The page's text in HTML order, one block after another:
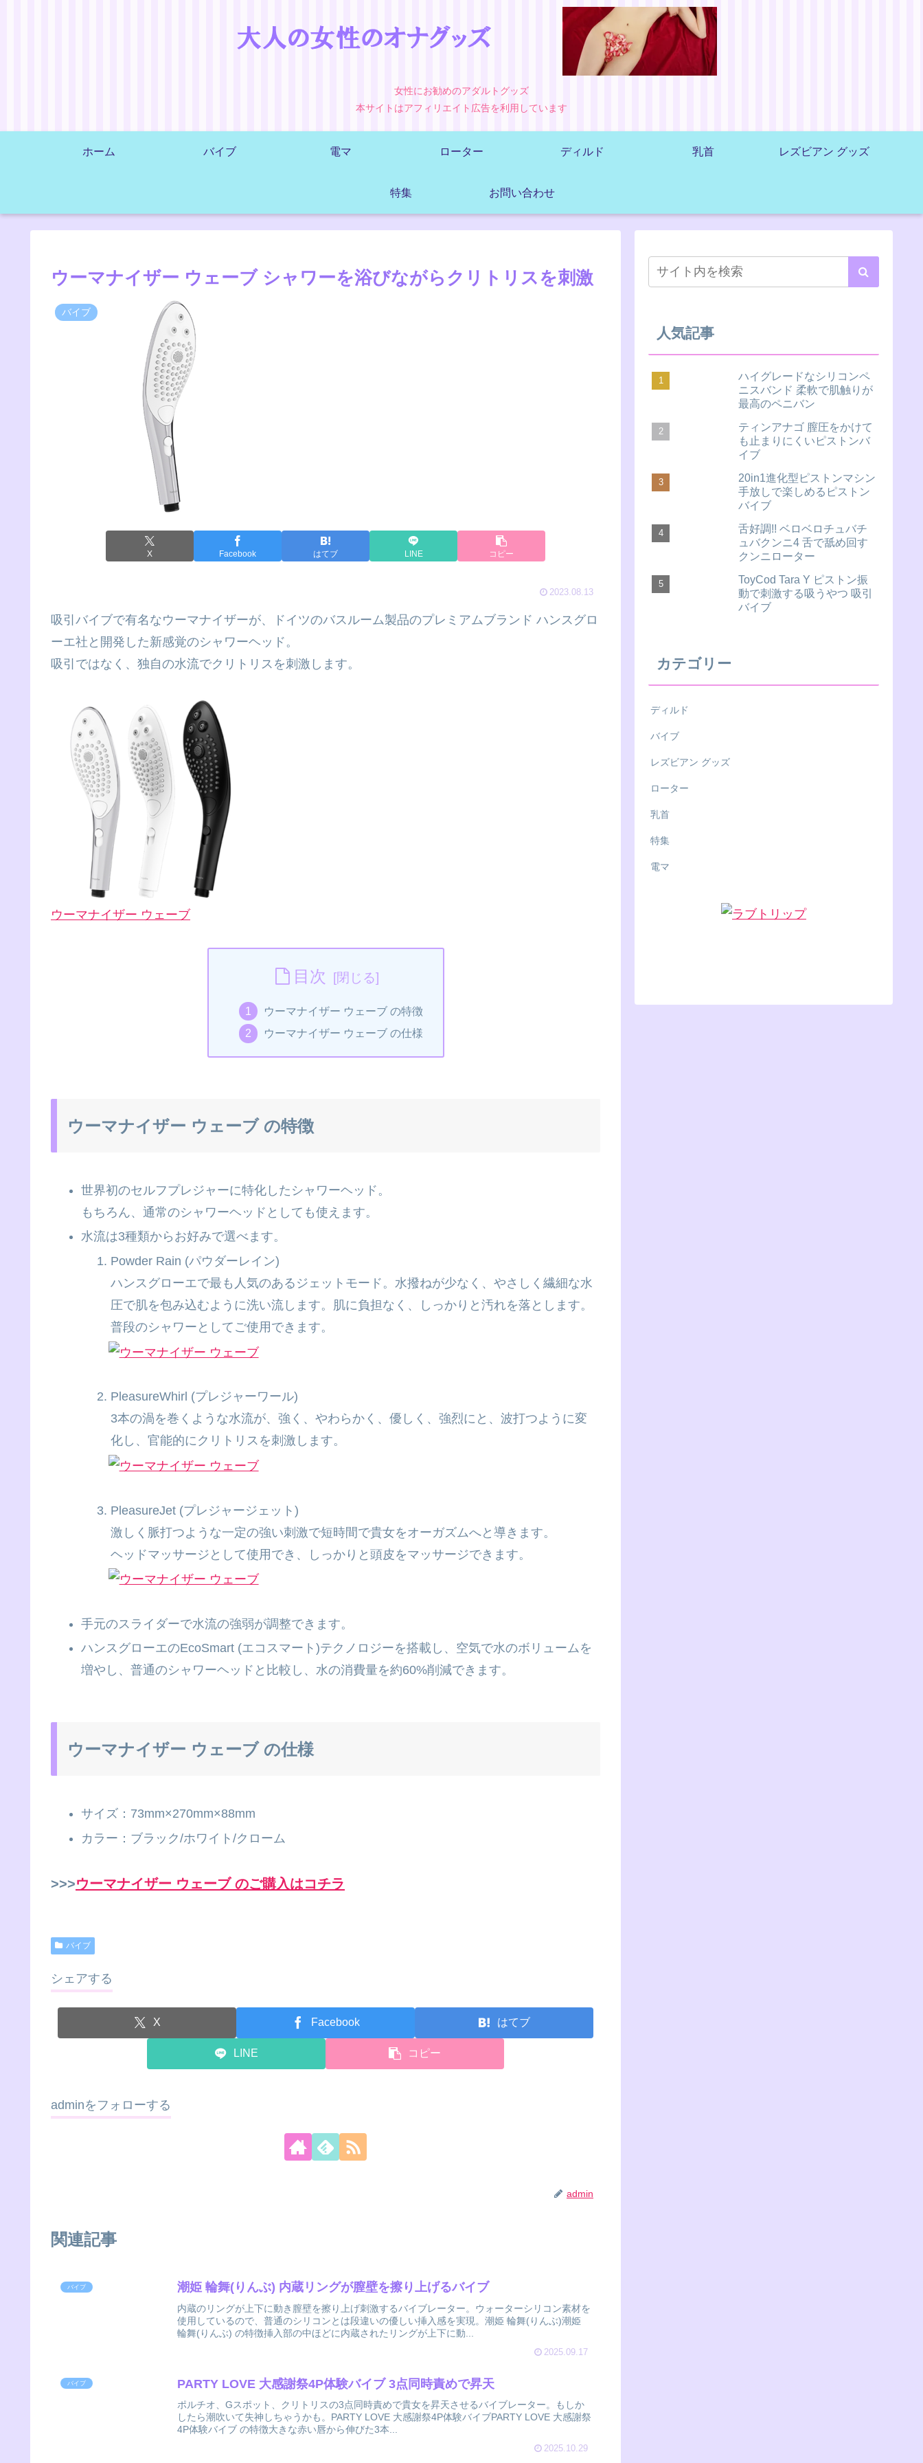
女性にお勧めのアダルトグッズ
本サイトはアフィリエイト広告を利用しています
ホーム バイブ 電マ ローター ディルド 乳首 レズビアン グッズ
特集 お問い合わせ
ウーマナイザー ウェーブ シャワーを浴びながらクリトリスを刺激
バイブ
X Facebook はてブ LINE コピー
2023.08.13
吸引バイブで有名なウーマナイザーが、ドイツのバスルーム製品のプレミアムブランド ハンスグロ
ーエ社と開発した新感覚のシャワーヘッド。
吸引ではなく、独自の水流でクリトリスを刺激します。
ウーマナイザー ウェーブ
目次
ウーマナイザー ウェーブ の特徴
ウーマナイザー ウェーブ の仕様
ウーマナイザー ウェーブ の特徴
世界初のセルフプレジャーに特化したシャワーヘッド。
もちろん、通常のシャワーヘッドとしても使えます。
水流は3種類からお好みで選べます。
Powder Rain (パウダーレイン)
ハンスグローエで最も人気のあるジェットモード。水撥ねが少なく、やさしく繊細な水
圧で肌を包み込むように洗い流します。肌に負担なく、しっかりと汚れを落とします。
普段のシャワーとしてご使用できます。
PleasureWhirl (プレジャーワール)
3本の渦を巻くような水流が、強く、やわらかく、優しく、強烈にと、波打つように変
化し、官能的にクリトリスを刺激します。
PleasureJet (プレジャージェット)
激しく脈打つような一定の強い刺激で短時間で貴女をオーガズムへと導きます。
ヘッドマッサージとして使用でき、しっかりと頭皮をマッサージできます。
手元のスライダーで水流の強弱が調整できます。
ハンスグローエのEcoSmart (エコスマート)テクノロジーを搭載し、空気で水のボリュームを
増やし、普通のシャワーヘッドと比較し、水の消費量を約60%削減できます。
ウーマナイザー ウェーブ の仕様
サイズ：73mm×270mm×88mm
カラー：ブラック/ホワイト/クローム
>>>ウーマナイザー ウェーブ のご購入はコチラ
バイブ
シェアする
X Facebook はてブ
LINE コピー
adminをフォローする
admin
関連記事
バイブ 潮姫 輪舞(りんぶ) 内蔵リングが膣壁を擦り上げるバイブ
内蔵のリングが上下に動き膣壁を擦り上げ刺激するバイブレーター。ウォーターシリコン素材を
使用しているので、普通のシリコンとは段違いの優しい挿入感を実現。潮姫 輪舞(りんぶ)潮姫
輪舞(りんぶ) の特徴挿入部の中ほどに内蔵されたリングが上下に動...
2025.09.17
バイブ PARTY LOVE 大感謝祭4P体験バイブ 3点同時責めで昇天
ポルチオ、Gスポット、クリトリスの3点同時責めで貴女を昇天させるバイブレーター。もしか
したら潮吹いて失神しちゃうかも。PARTY LOVE 大感謝祭4P体験バイブPARTY LOVE 大感謝祭
4P体験バイブ の特徴大きな赤い唇から伸びた3本...
2025.10.29
人気記事
ハイグレードなシリコンペ
ニスバンド 柔軟で肌触りが
最高のペニバン
ティンアナゴ 膣圧をかけて
も止まりにくいピストンバ
イブ
20in1進化型ピストンマシン
手放しで楽しめるピストン
バイブ
舌好調!! ベロベロチュバチ
ュバクンニ4 舌で舐め回す
クンニローター
ToyCod Tara Y ピストン振
動で刺激する吸うやつ 吸引
バイブ
カテゴリー
ディルド
バイブ
レズビアン グッズ
ローター
乳首
特集
電マ